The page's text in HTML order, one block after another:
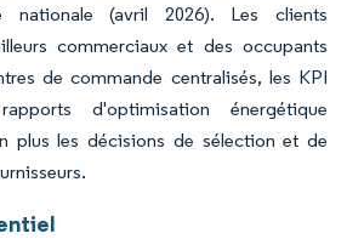
(avril 2026). Les clients
commerciaux et des occupants
de commande centralisés, les KPI
d'optimisation énergétique
plus les décisions de sélection et de